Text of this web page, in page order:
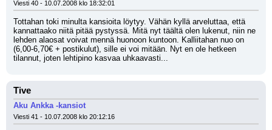
Viesti 40 - 10.07.2008 klo 18:32:01
Tottahan toki minulta kansioita löytyy. Vähän kyllä arveluttaa, että
kannattaako niitä pitää pystyssä. Mitä nyt täältä olen lukenut, niin ne
lehden alaosat voivat mennä huonoon kuntoon. Kalliitahan nuo on
(6,00-6,70€ + postikulut), sille ei voi mitään. Nyt en ole hetkeen
tilannut, joten lehtipino kasvaa uhkaavasti...
Tive
Aku Ankka -kansiot
Viesti 41 - 10.07.2008 klo 20:12:16